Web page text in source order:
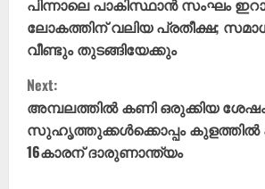
n
t
i
n
പിന്നാലെ പാകിസ്ഥാൻ സംഘം
ലോകത്തിന് വലിയ പ്രതീക്ഷ;
വീണ്ടും തുടങ്ങിയേക്കും
Next:
അമ്പലത്തില്‍ കണി ഒരുക്കിയ
സുഹൃത്തുക്കള്‍ക്കൊപ്പം കുളത്തില്‍
16കാരന് ദാരുണാന്ത്യം